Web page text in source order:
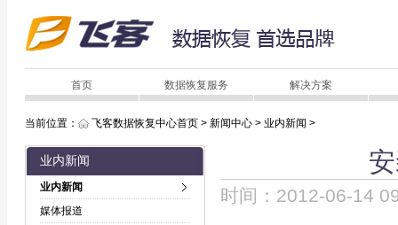
首页 数据恢复服务 解决方案
当前位置： 飞客数据恢复中心首页 > 新闻中心 > 业内新闻 >
业内新闻
业内新闻
媒体报道
时间：2012-06-14